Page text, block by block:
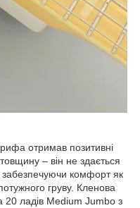
отримав позитивні
– він не здається
комфорт як
груву. Кленова
20 ладів Medium Jumbo з